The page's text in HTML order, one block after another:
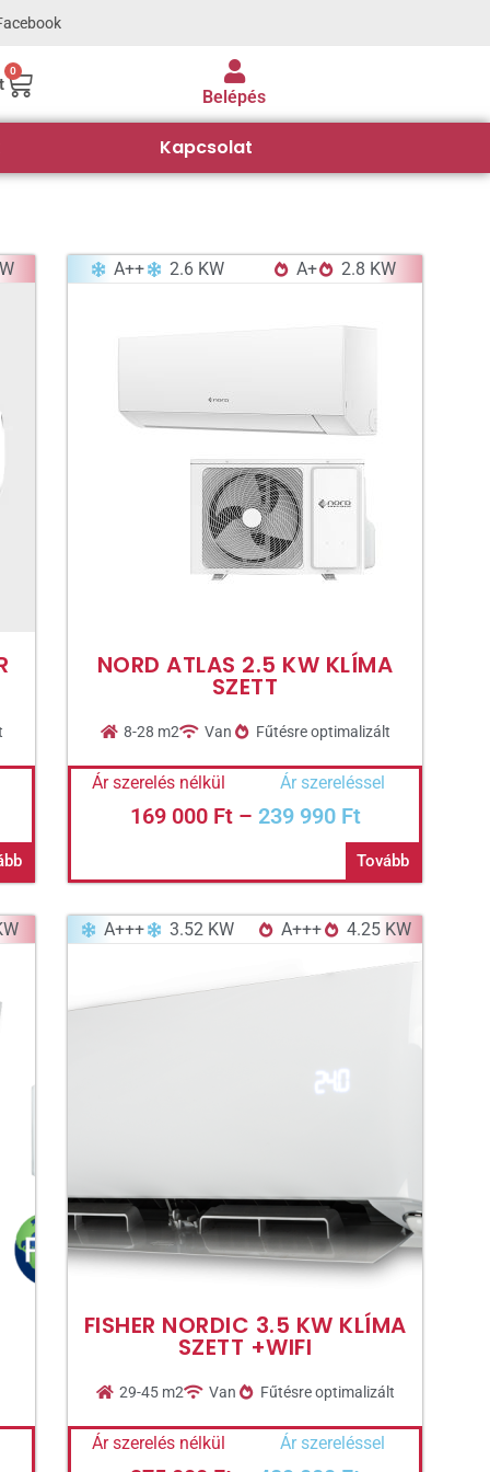
0
Belépés
Kapcsolat
A++ 2.6 KW A+ 2.8 KW
NORD ATLAS 2.5 KW KLÍMA
SZETT
8-28 m2 Van Fűtésre optimalizált
Ár szerelés nélkül Ár szereléssel
169 000 Ft– 239 990 Ft
Tovább
A+++ 3.52 KW A+++ 4.25 KW
FISHER NORDIC 3.5 KW KLÍMA
SZETT +WIFI
29-45 m2 Van Fűtésre optimalizált
Ár szerelés nélkül Ár szereléssel